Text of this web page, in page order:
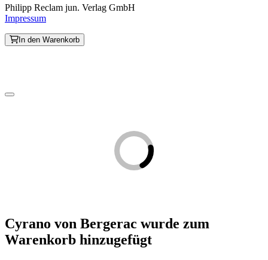
Philipp Reclam jun. Verlag GmbH
Impressum
In den Warenkorb
Cyrano von Bergerac wurde zum
Warenkorb hinzugefügt